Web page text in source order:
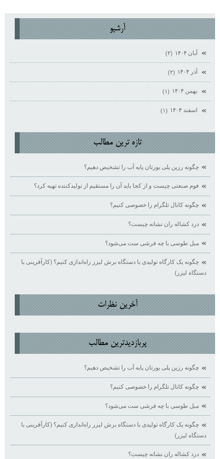
آرشيو
آبان ۱۴۰۴ (۲)
آذر ۱۴۰۴ (۲)
بهمن ۱۴۰۴ (۱)
اسفند ۱۴۰۴ (۱)
تازه ترين مطالب
چگونه رزین پلی یورتان پایه آب را تشخیص دهیم؟
فوم صنعتی چیست و از کجا باید آن را مستقیم از تولیدکننده تهیه کرد؟
چگونه کانال تلگرام را خصوصی کنیم؟
درد کشاله ران نشانه چیست؟
مبل طوسی با چه فرشی ست می‌شود؟
چگونه یک کارگاه تولیدی با دستگاه برش لیزر راه‌اندازی کنیم؟ (کارآفرینی با
دستگاه لیزر)
آخرين نظرات
پربازديدترين مطالب
چگونه رزین پلی یورتان پایه آب را تشخیص دهیم؟
چگونه کانال تلگرام را خصوصی کنیم؟
مبل طوسی با چه فرشی ست می‌شود؟
چگونه یک کارگاه تولیدی با دستگاه برش لیزر راه‌اندازی کنیم؟ (کارآفرینی با
دستگاه لیزر)
درد کشاله ران نشانه چیست؟